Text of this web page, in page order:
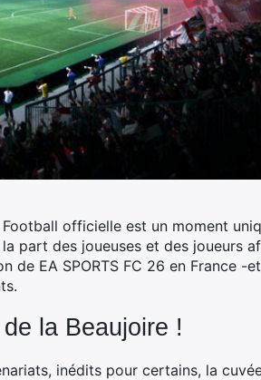
officielle est un moment
part des joueuses et des joueurs
de EA SPORTS FC 26 en France -
la Beaujoire !
inédits pour certains, la